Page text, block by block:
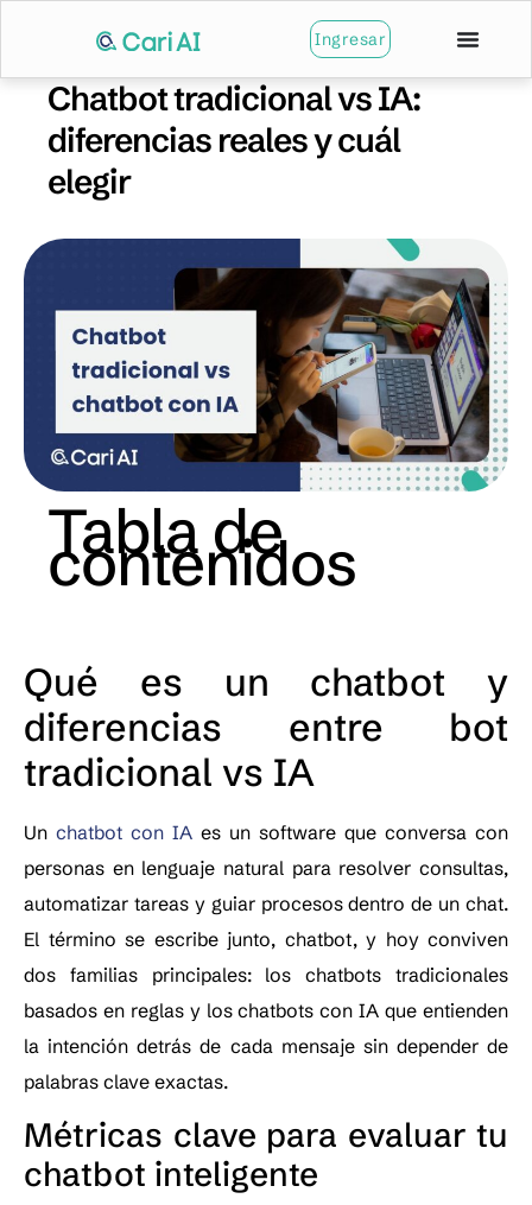
Ingresar
Chatbot tradicional vs IA:
diferencias reales y cuál
elegir
Tabla de
contenidos
Qué es un chatbot y
diferencias entre bot
tradicional vs IA
Un chatbot con IA es un software que conversa con
personas en lenguaje natural para resolver consultas,
automatizar tareas y guiar procesos dentro de un chat.
El término se escribe junto, chatbot, y hoy conviven
dos familias principales: los chatbots tradicionales
basados en reglas y los chatbots con IA que entienden
la intención detrás de cada mensaje sin depender de
palabras clave exactas.
Métricas clave para evaluar tu
chatbot inteligente